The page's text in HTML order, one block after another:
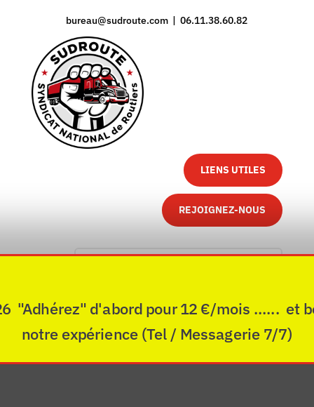
bureau@sudroute.com | 06.11.38.60.82
LIENS UTILES
REJOIGNEZ-NOUS
d'abord pour 12 €/mois ...... et
notre expérience (Tel / Messagerie 7/7)